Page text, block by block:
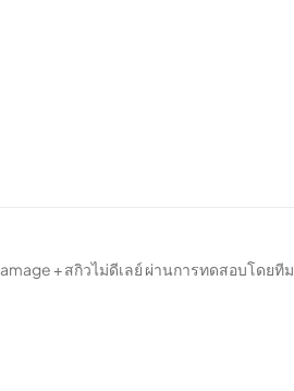
+ สกิวไม่ดีเลย์ ผ่านการทดสอบโดยทีม